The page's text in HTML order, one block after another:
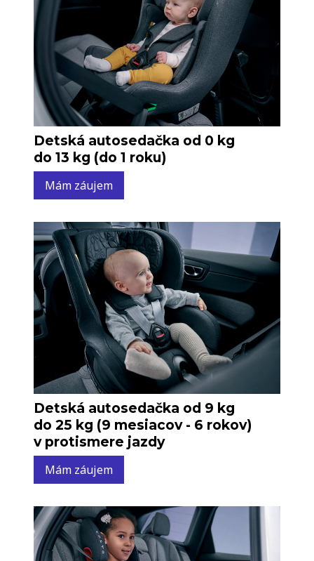
Detská autosedačka od 0 kg
do 13 kg (do 1 roku)
Mám záujem
Detská autosedačka od 9 kg
do 25 kg (9 mesiacov - 6 rokov)
v protismere jazdy
Mám záujem